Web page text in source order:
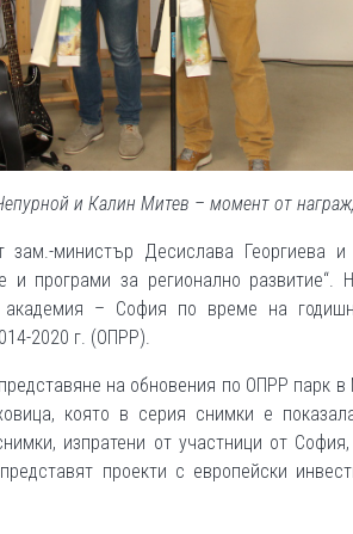
и Калин Митев – момент от
зам.-министър Десислава Георгиева
и програми за регионално
академия – София по време на
2020 г. (ОПРР).
на обновения по ОПРР парк в
която в серия снимки е
изпратени от участници от
проекти с европейски